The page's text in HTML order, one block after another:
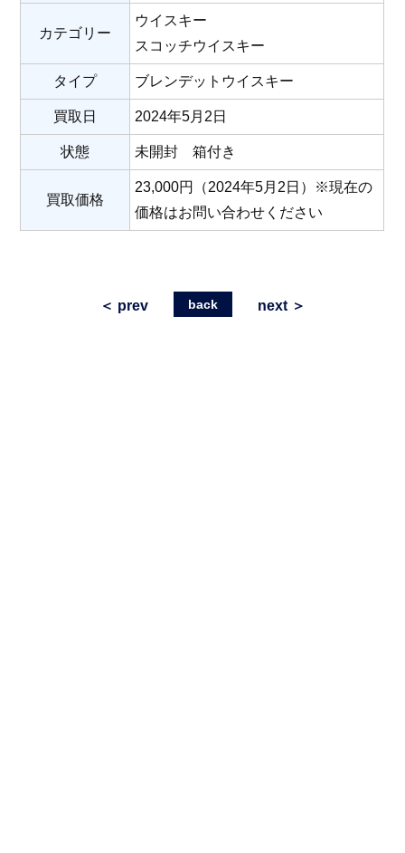
カテゴリー
ウイスキー
スコッチウイスキー
タイプ ブレンデットウイスキー
買取日 2024年5月2日
状態 未開封 箱付き
買取価格
23,000円（2024年5月2日）※現在の
価格はお問い合わせください
＜ prev back next ＞